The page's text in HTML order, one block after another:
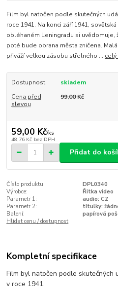
Film byl natočen podle skutečných
roce 1941. Na konci září 1941,
obléhaném Leningradu si
poté bude obrana města zničena.
přiváží velkou zásobu střelného ...
Dostupnost
skladem
Cena před
slevou
99,00 Kč
59,00 Kč/ks
48,76 Kč bez DPH
Přidat do
Číslo produktu:
DPL0340
Výrobce:
Řitka video
Parametr 1:
audio: CZ
Parametr 2:
titulky:
Balení:
papírová
Hlídat cenu / dostupnost
Kompletní specifikace
Film byl natočen podle skutečných
v roce 1941.